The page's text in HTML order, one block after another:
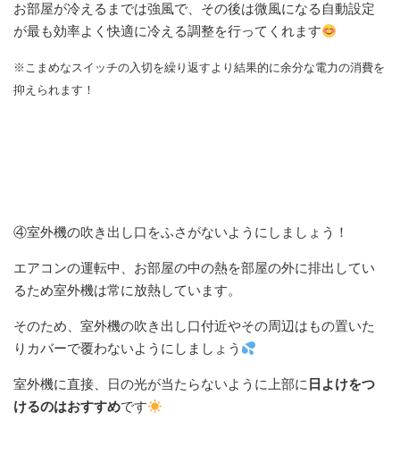
お部屋が冷えるまでは強風で、その後は微風になる自動設定
が最も効率よく快適に冷える調整を行ってくれます
※ こまめなスイッチの入切を繰り返すより結果的に余分な電力の消費を
抑えられます！
④室外機の吹き出し口をふさがないようにしましょう！
エアコンの運転中、お部屋の中の熱を部屋の外に排出してい
るため室外機は常に放熱しています。
そのため、室外機の吹き出し口付近やその周辺はもの置いた
りカバーで覆わないようにしましょう
室外機に直接、日の光が当たらないように上部に 日よけをつ
けるのはおすすめです